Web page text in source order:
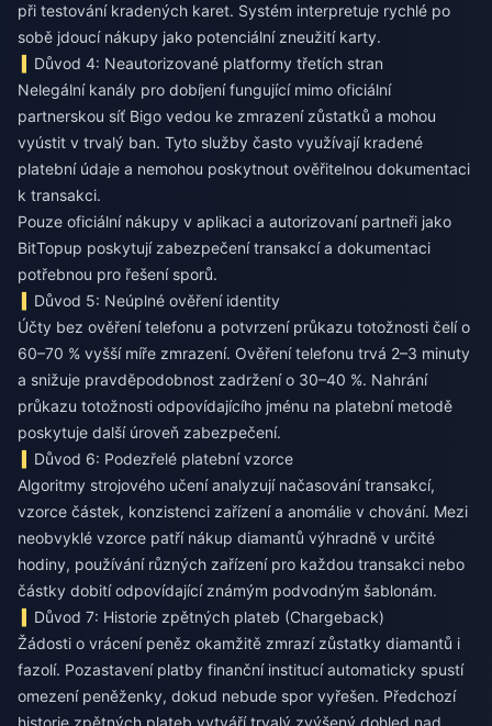
při testování kradených karet. Systém interpretuje rychlé po
sobě jdoucí nákupy jako potenciální zneužití karty.
Důvod 4: Neautorizované platformy třetích stran
Nelegální kanály pro dobíjení fungující mimo oficiální
partnerskou síť Bigo vedou ke zmrazení zůstatků a mohou
vyústit v trvalý ban. Tyto služby často využívají kradené
platební údaje a nemohou poskytnout ověřitelnou dokumentaci
k transakci.
Pouze oficiální nákupy v aplikaci a autorizovaní partneři jako
BitTopup poskytují zabezpečení transakcí a dokumentaci
potřebnou pro řešení sporů.
Důvod 5: Neúplné ověření identity
Účty bez ověření telefonu a potvrzení průkazu totožnosti čelí o
60–70 % vyšší míře zmrazení. Ověření telefonu trvá 2–3 minuty
a snižuje pravděpodobnost zadržení o 30–40 %. Nahrání
průkazu totožnosti odpovídajícího jménu na platební metodě
poskytuje další úroveň zabezpečení.
Důvod 6: Podezřelé platební vzorce
Algoritmy strojového učení analyzují načasování transakcí,
vzorce částek, konzistenci zařízení a anomálie v chování. Mezi
neobvyklé vzorce patří nákup diamantů výhradně v určité
hodiny, používání různých zařízení pro každou transakci nebo
částky dobití odpovídající známým podvodným šablonám.
Důvod 7: Historie zpětných plateb (Chargeback)
Žádosti o vrácení peněz okamžitě zmrazí zůstatky diamantů i
fazolí. Pozastavení platby finanční institucí automaticky spustí
omezení peněženky, dokud nebude spor vyřešen. Předchozí
historie zpětných plateb vytváří trvalý zvýšený dohled nad